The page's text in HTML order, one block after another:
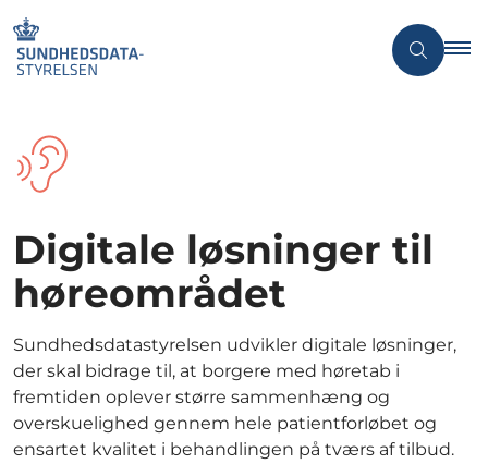
Digitale løsninger til
høreområdet
Sundhedsdatastyrelsen udvikler digitale løsninger,
der skal bidrage til, at borgere med høretab i
fremtiden oplever større sammenhæng og
overskuelighed gennem hele patientforløbet og
ensartet kvalitet i behandlingen på tværs af tilbud.